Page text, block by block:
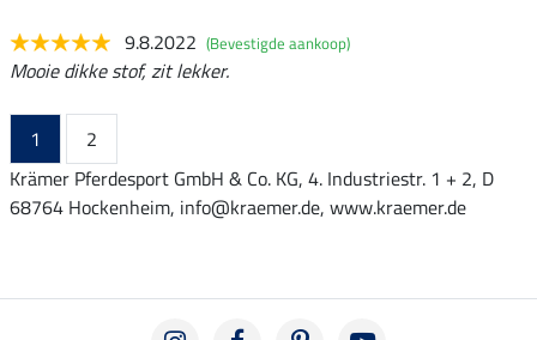
9.8.2022 (Bevestigde aankoop)
Mooie dikke stof, zit lekker.
1
2
Krämer Pferdesport GmbH & Co. KG, 4. Industriestr. 1 + 2, D
68764 Hockenheim, info@kraemer.de, www.kraemer.de